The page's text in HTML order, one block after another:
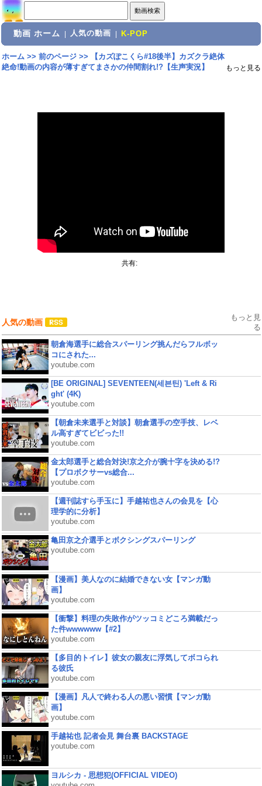
動画 ホーム 人気の動画 K-POP
ホーム>> 前のページ>>
【カズぽこくら#18後半】カズクラ絶体
絶命!動画の内容が薄すぎてまさかの仲間割れ!?【生声実況】
もっと見る
共有:
人気の動画
もっと見
る
朝倉海選手に総合スパーリング挑んだらフルボッ
コにされた...
youtube.com
[BE ORIGINAL] SEVENTEEN(세븐틴) 'Left & Ri
ght' (4K)
youtube.com
【朝倉未来選手と対談】朝倉選手の空手技、レベ
ル高すぎてビビった!!
youtube.com
金太郎選手と総合対決!京之介が腕十字を決める!?
【プロボクサーvs総合...
youtube.com
【週刊誌すら手玉に】手越祐也さんの会見を【心
理学的に分析】
youtube.com
亀田京之介選手とボクシングスパーリング
youtube.com
【漫画】美人なのに結婚できない女【マンガ動
画】
youtube.com
【衝撃】料理の失敗作がツッコミどころ満載だっ
た件wwwwww【#2】
youtube.com
【多目的トイレ】彼女の親友に浮気してボコられ
る彼氏
youtube.com
【漫画】凡人で終わる人の悪い習慣【マンガ動
画】
youtube.com
手越祐也 記者会見 舞台裏 BACKSTAGE
youtube.com
ヨルシカ - 思想犯(OFFICIAL VIDEO)